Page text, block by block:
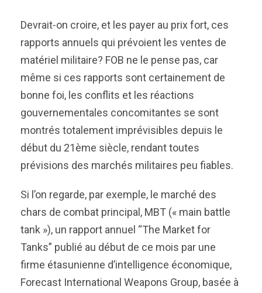
Devrait-on croire, et les payer au prix fort, ces
rapports annuels qui prévoient les ventes de
matériel militaire? FOB ne le pense pas, car
même si ces rapports sont certainement de
bonne foi, les conflits et les réactions
gouvernementales concomitantes se sont
montrés totalement imprévisibles depuis le
début du 21ème siècle, rendant toutes
prévisions des marchés militaires peu fiables.
Si l’on regarde, par exemple, le marché des
chars de combat principal, MBT (« main battle
tank »), un rapport annuel “The Market for
Tanks” publié au début de ce mois par une
firme étasunienne d’intelligence économique,
Forecast International Weapons Group, basée à